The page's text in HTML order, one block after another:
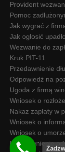
Provident
Pomoc
Jak wygrać z
Jak ogłosić
Wezwanie do
Kruk PIT-11
Przedawnienie
Odpowiedź na
Ugoda z firmą
Wniosek o
Nakaz zapłaty w
Wniosek o
Wniosek o
Przedawnienie